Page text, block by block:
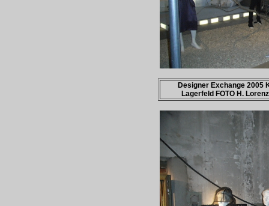
Designer Exchange 2005
Lagerfeld FOTO H. Lorenz